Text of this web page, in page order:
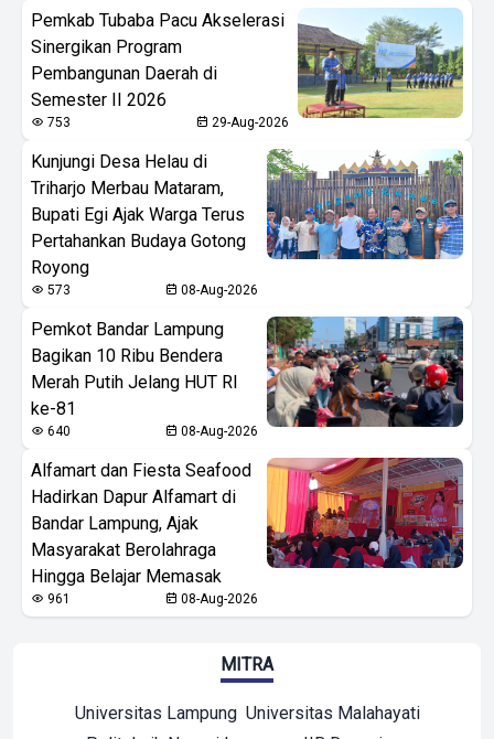
Pemkab Tubaba Pacu Akselerasi
Sinergikan Program
Pembangunan Daerah di
Semester II 2026
753 29-Aug-2026
Kunjungi Desa Helau di
Triharjo Merbau Mataram,
Bupati Egi Ajak Warga Terus
Pertahankan Budaya Gotong
Royong
573 08-Aug-2026
Pemkot Bandar Lampung
Bagikan 10 Ribu Bendera
Merah Putih Jelang HUT RI
ke-81
640 08-Aug-2026
Alfamart dan Fiesta Seafood
Hadirkan Dapur Alfamart di
Bandar Lampung, Ajak
Masyarakat Berolahraga
Hingga Belajar Memasak
961 08-Aug-2026
MITRA
Universitas Lampung Universitas Malahayati